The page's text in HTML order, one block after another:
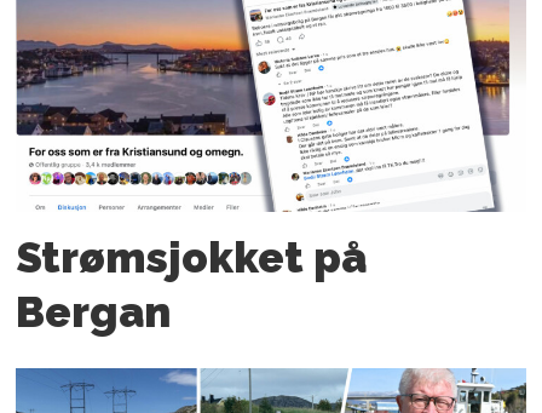
Strømsjokket på
Bergan